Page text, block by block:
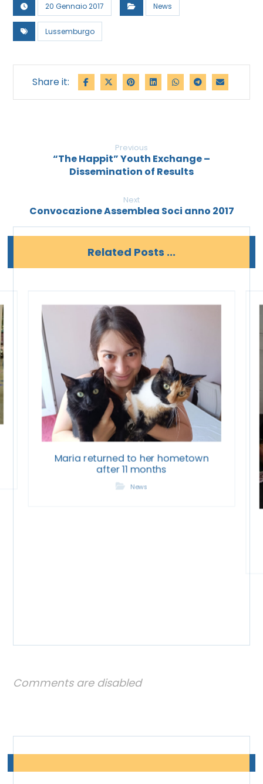
20 Gennaio 2017 News
Lussemburgo
Previous
“The Happit” Youth Exchange –
Dissemination of Results
Next
Convocazione Assemblea Soci anno 2017
Related Posts ...
Maria returned to her hometown
after 11 months
News
Comments are disabled